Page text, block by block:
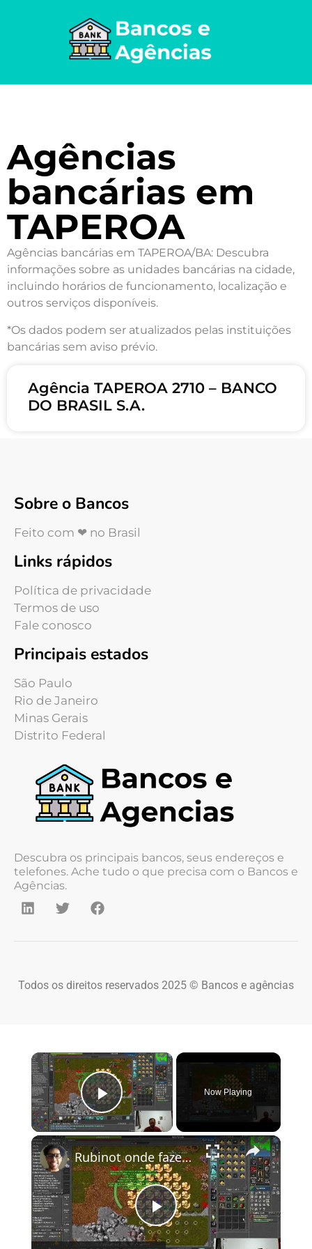
Agências
bancárias em
TAPEROA
Agências bancárias em TAPEROA/BA: Descubra
informações sobre as unidades bancárias na cidade,
incluindo horários de funcionamento, localização e
outros serviços disponíveis.
*Os dados podem ser atualizados pelas instituições
bancárias sem aviso prévio.
Agência TAPEROA 2710 – BANCO
DO BRASIL S.A.
Sobre o Bancos
Feito com ❤ no Brasil
Links rápidos
Política de privacidade
Termos de uso
Fale conosco
Principais estados
São Paulo
Rio de Janeiro
Minas Gerais
Distrito Federal
Descubra os principais bancos, seus endereços e
telefones. Ache tudo o que precisa com o Bancos e
Agências.
Todos os direitos reservados 2025 © Bancos e agências
×
Play Video
Now Playing
×
Play Video
Rubinot onde fazer a Task de Oramond